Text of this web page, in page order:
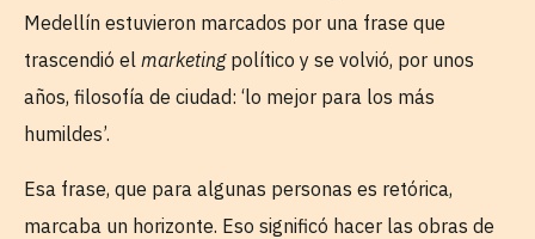
Medellín estuvieron marcados por una frase que
trascendió el marketingpolítico y se volvió, por unos
años, filosofía de ciudad: ‘lo mejor para los más
humildes’.
Esa frase, que para algunas personas es retórica,
marcaba un horizonte. Eso significó hacer las obras de